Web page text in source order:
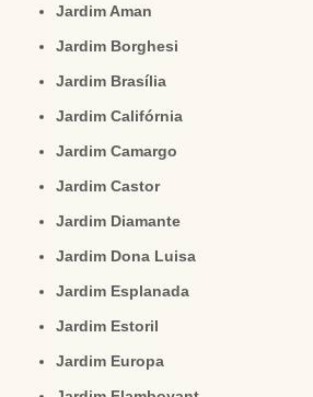
Jardim Aman
Jardim Borghesi
Jardim Brasília
Jardim Califórnia
Jardim Camargo
Jardim Castor
Jardim Diamante
Jardim Dona Luisa
Jardim Esplanada
Jardim Estoril
Jardim Europa